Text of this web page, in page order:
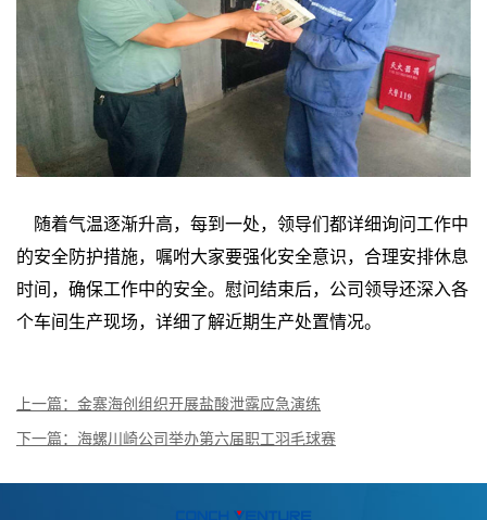
随着气温逐渐升高，每到一处，领导们都详细询问工作中
的安全防护措施，嘱咐大家要强化安全意识，合理安排休息
时间，确保工作中的安全。慰问结束后，公司领导还深入各
个车间生产现场，详细了解近期生产处置情况。
上一篇：金寨海创组织开展盐酸泄露应急演练
下一篇：海螺川崎公司举办第六届职工羽毛球赛